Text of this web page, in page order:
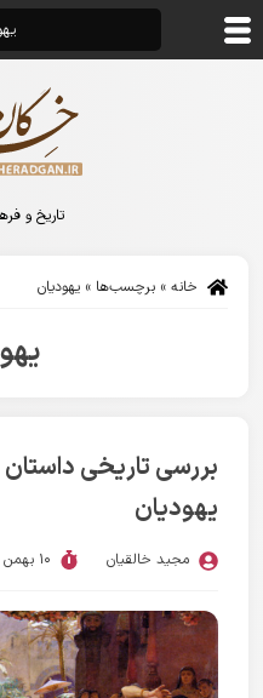
تاریخ و
خانه » برچسب‌ها » یهودیان
بررسی تاریخی
یهودیان
مجید خالقیان 10 بهمن 1404